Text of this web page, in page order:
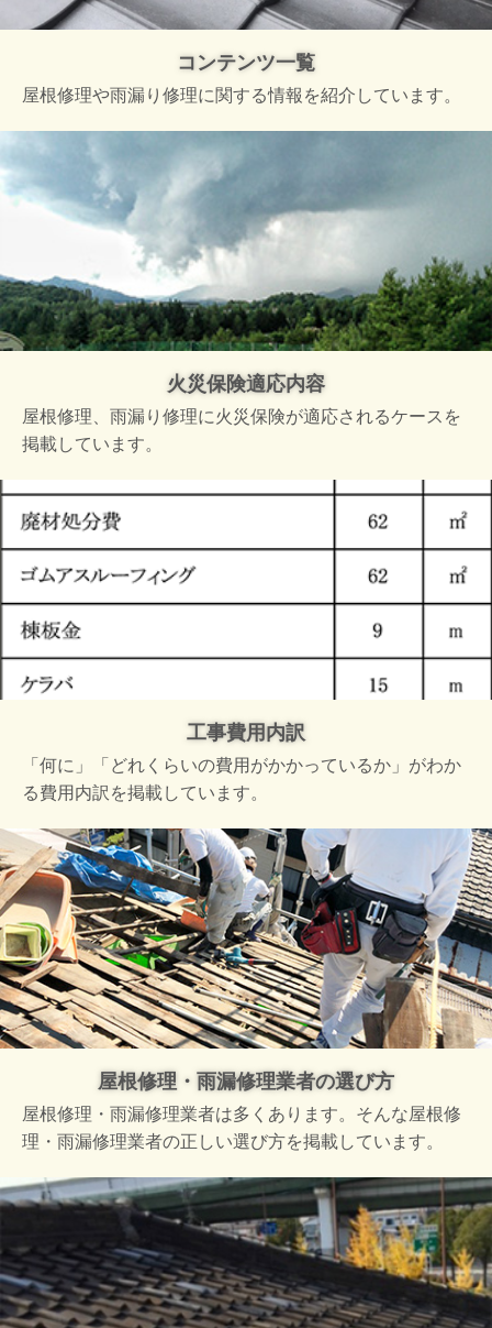
コンテンツ一覧
屋根修理や雨漏り修理に関する情報を紹介しています。
火災保険適応内容
屋根修理、雨漏り修理に火災保険が適応されるケースを
掲載しています。
工事費用内訳
「何に」「どれくらいの費用がかかっているか」がわか
る費用内訳を掲載しています。
屋根修理・雨漏修理業者の選び方
屋根修理・雨漏修理業者は多くあります。そんな屋根修
理・雨漏修理業者の正しい選び方を掲載しています。